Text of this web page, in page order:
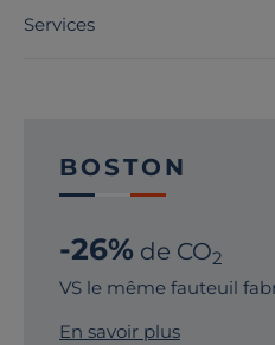
Services
BOSTON
-26% de CO2
VS le même fauteuil
En savoir plus